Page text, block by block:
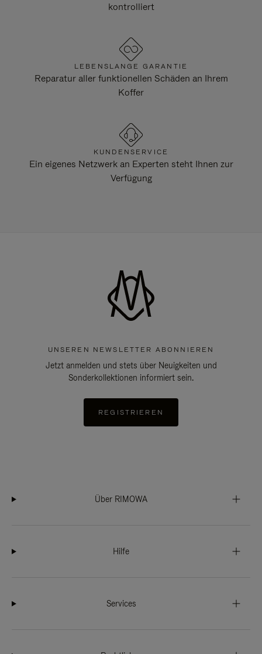
kontrolliert
LEBENSLANGE GARANTIE
Reparatur aller funktionellen Schäden an Ihrem
Koffer
KUNDENSERVICE
Ein eigenes Netzwerk an Experten steht Ihnen zur
Verfügung
UNSEREN NEWSLETTER ABONNIEREN
Jetzt anmelden und stets über Neuigkeiten und
Sonderkollektionen informiert sein.
REGISTRIEREN
Über RIMOWA
Hilfe
Services